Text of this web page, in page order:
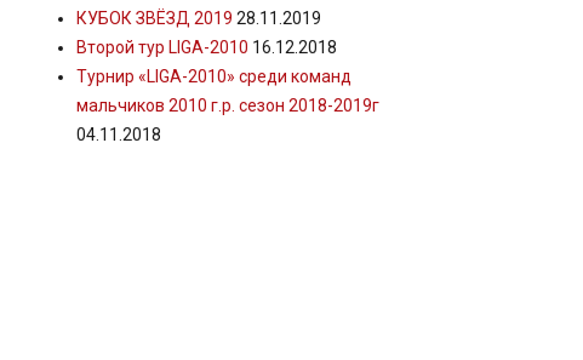
КУБОК ЗВЁЗД 2019 28.11.2019
Второй тур LIGA-2010 16.12.2018
Турнир «LIGA-2010» среди команд
мальчиков 2010 г.р. сезон 2018-2019г
04.11.2018